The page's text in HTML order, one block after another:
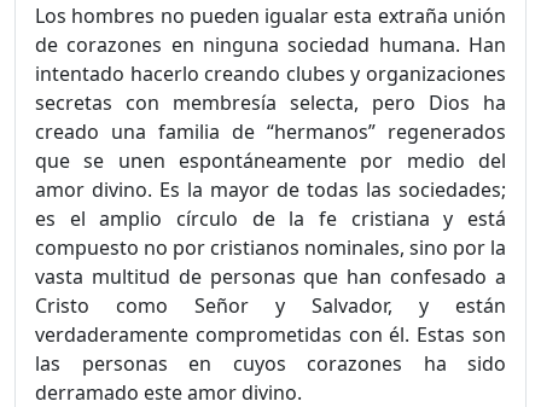
Los hombres no pueden igualar esta extraña unión
de corazones en ninguna sociedad humana. Han
intentado hacerlo creando clubes y organizaciones
secretas con membresía selecta, pero Dios ha
creado una familia de “hermanos” regenerados
que se unen espontáneamente por medio del
amor divino. Es la mayor de todas las sociedades;
es el amplio círculo de la fe cristiana y está
compuesto no por cristianos nominales, sino por la
vasta multitud de personas que han confesado a
Cristo como Señor y Salvador, y están
verdaderamente comprometidas con él. Estas son
las personas en cuyos corazones ha sido
derramado este amor divino.